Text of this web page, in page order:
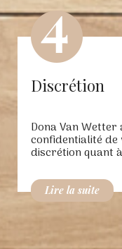
Discrétion
Dona Van
confidentialité de
discrétion quant